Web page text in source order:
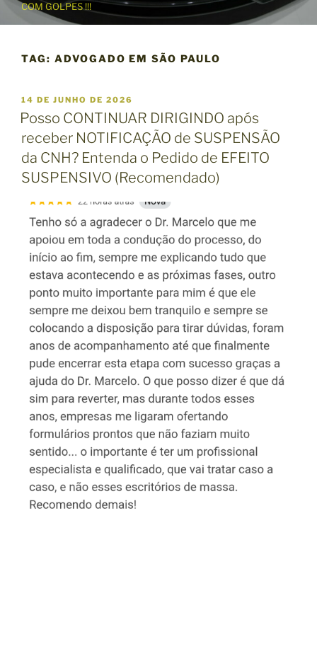
COM GOLPES !!!
TAG: ADVOGADO EM SÃO PAULO
P
U
B
L
C
A
14 DE JUNHO DE 2026
Posso CONTINUAR DIRIGINDO após
receber NOTIFICAÇÃO de SUSPENSÃO
da CNH? Entenda o Pedido de EFEITO
SUSPENSIVO (Recomendado)